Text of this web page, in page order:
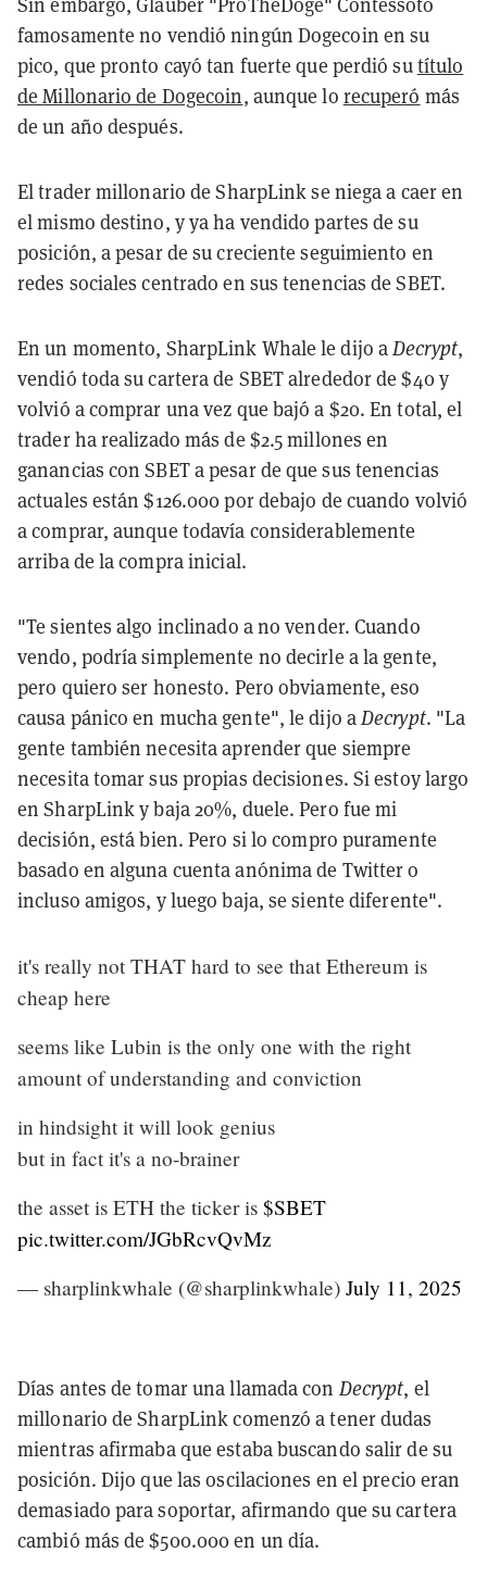
famosamente no vendió ningún Dogecoin en su
pico, que pronto cayó tan fuerte que perdió sutítulo
de Millonario de Dogecoin, aunque lo recuperó más
de un año después.
El trader millonario de SharpLink se niega a caer en
el mismo destino, y ya ha vendido partes de su
posición, a pesar de su creciente seguimiento en
redes sociales centrado en sus tenencias de SBET.
En un momento, SharpLink Whale le dijo aDecrypt,
vendió toda su cartera de SBET alrededor de $40 y
volvió a comprar una vez que bajó a $20. En total, el
trader ha realizado más de $2.5 millones en
ganancias con SBET a pesar de que sus tenencias
actuales están $126.000 por debajo de cuando volvió
a comprar, aunque todavía considerablemente
arriba de la compra inicial.
"Te sientes algo inclinado a no vender. Cuando
vendo, podría simplemente no decirle a la gente,
pero quiero ser honesto. Pero obviamente, eso
causa pánico en mucha gente", le dijo aDecrypt. "La
gente también necesita aprender que siempre
necesita tomar sus propias decisiones. Si estoy largo
en SharpLink y baja 20%, duele. Pero fue mi
decisión, está bien. Pero si lo compro puramente
basado en alguna cuenta anónima de Twitter o
incluso amigos, y luego baja, se siente diferente".
it's really not THAT hard to see that Ethereum is
cheap here
seems like Lubin is the only one with the right
amount of understanding and conviction
in hindsight it will look genius
but in fact it's a no-brainer
the asset is ETH the ticker is $SBET
pic.twitter.com/JGbRcvQvMz
— sharplinkwhale (@sharplinkwhale) July 11, 2025
Días antes de tomar una llamada con Decrypt, el
millonario de SharpLink comenzó a tener dudas
mientras afirmaba que estaba buscando salir de su
posición. Dijo que las oscilaciones en el precio eran
demasiado para soportar, afirmando que su cartera
cambió más de $500.000 en un día.